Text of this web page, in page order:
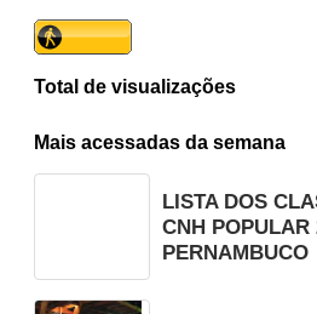
Total de visualizações
Mais acessadas da semana
LISTA DOS
CNH POPULAR
PERNAMBUCO